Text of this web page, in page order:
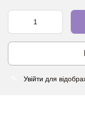
Увійти для